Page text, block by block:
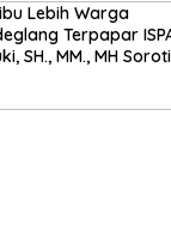
Lebih Warga
Terpapar
SH., MM., MH Soroti